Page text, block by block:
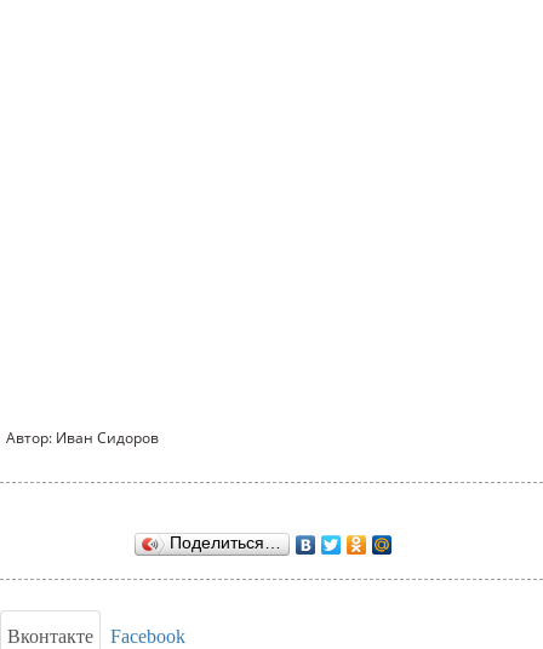
Автор: Иван Сидоров
Поделиться…
Вконтакте Facebook